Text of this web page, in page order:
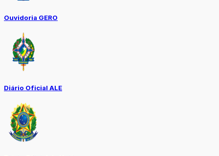
Ouvidoria GERO
Diário Oficial ALE